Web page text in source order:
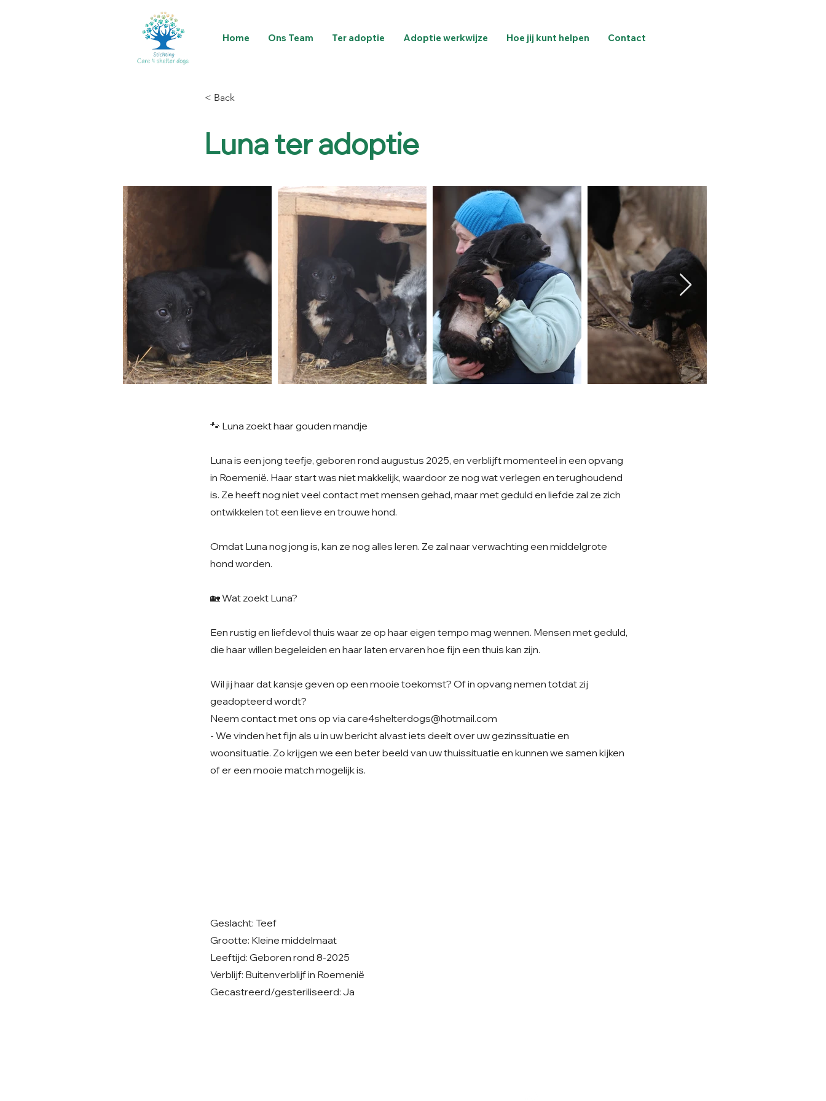
Home Ons Team Ter adoptie Adoptie werkwijze Hoe jij kunt helpen Contact
< Back
Luna ter adoptie
🐾 Luna zoekt haar gouden mandje
Luna is een jong teefje, geboren rond augustus 2025, en verblijft momenteel in een opvang
in Roemenië. Haar start was niet makkelijk, waardoor ze nog wat verlegen en terughoudend
is. Ze heeft nog niet veel contact met mensen gehad, maar met geduld en liefde zal ze zich
ontwikkelen tot een lieve en trouwe hond.
Omdat Luna nog jong is, kan ze nog alles leren. Ze zal naar verwachting een middelgrote
hond worden.
🏡 Wat zoekt Luna?
Een rustig en liefdevol thuis waar ze op haar eigen tempo mag wennen. Mensen met geduld,
die haar willen begeleiden en haar laten ervaren hoe fijn een thuis kan zijn.
Wil jij haar dat kansje geven op een mooie toekomst? Of in opvang nemen totdat zij
geadopteerd wordt?
Neem contact met ons op via care4shelterdogs@hotmail.com
- We vinden het fijn als u in uw bericht alvast iets deelt over uw gezinssituatie en
woonsituatie. Zo krijgen we een beter beeld van uw thuissituatie en kunnen we samen kijken
of er een mooie match mogelijk is.
Geslacht: Teef
Grootte: Kleine middelmaat
Leeftijd: Geboren rond 8-2025
Verblijf: Buitenverblijf in Roemenië
Gecastreerd/gesteriliseerd: Ja